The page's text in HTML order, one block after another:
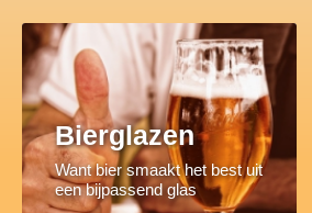
Bierglazen
Want bier smaakt het best uit
een bijpassend glas